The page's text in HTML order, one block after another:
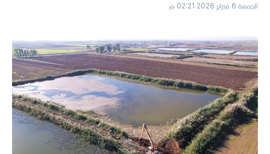
الجمعة 6 فبراير 2026 02:21 م